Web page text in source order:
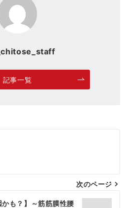
記事一覧
次のページ
かも？】～筋筋膜性腰